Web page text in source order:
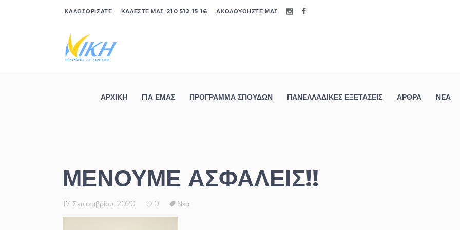
ΚΑΛΩΣΟΡΊΣΑΤΕ ΚΑΛΈΣΤΕ ΜΑΣ 210 512 15 16 ΑΚΟΛΟΥΘΉΣΤΕ ΜΑΣ
ΑΡΧΙΚΉ ΓΙΑ ΕΜΆΣ ΠΡΌΓΡΑΜΜΑ ΣΠΟΥΔΏΝ ΠΑΝΕΛΛΑΔΙΚΈΣ ΕΞΕΤΆΣΕΙΣ ΆΡΘΡΑ ΝΈΑ
ΠΡΌΓΡΑΜΜΑ ΣΠΟΥΔΏΝ
ΜΕΝΟΥΜΕ ΑΣΦΑΛΕΙΣ!!
17 Σεπτεμβρίου, 2020 0 Νέα